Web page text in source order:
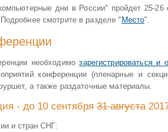
дни в России" пройдет 25-
ссылка)
. Подробнее смотрите в разделе " Место".
необходимозарегистрироваться и
конференции (пленарные и
а также раздаточные материалы.
- до 10 сентября 31 августа
и стран СНГ: